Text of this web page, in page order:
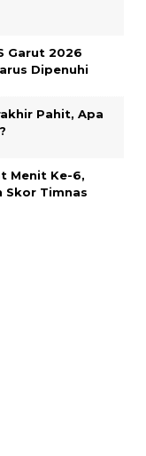
Garut 2026
Dipenuhi
Pahit, Apa
Menit Ke-6,
Skor Timnas